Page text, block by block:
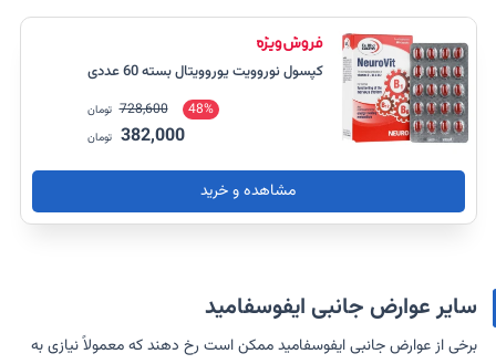
کپسول نوروویت یوروویتال بسته 60 عددی
48%
728,600 تومان
382,000 تومان
مشاهده و خرید
سایر عوارض جانبی ایفوسفامید
برخی از عوارض جانبی ایفوسفامید ممکن است رخ دهند که معمولاً نیازی به